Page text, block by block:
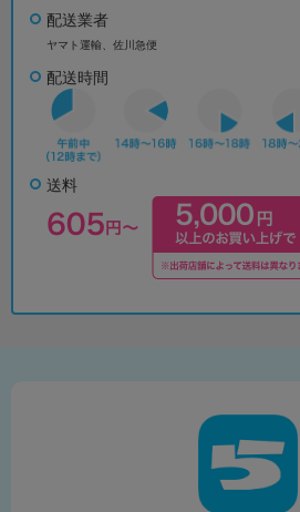
配送業者
ヤマト運輸、佐川急便
配送時間
送料